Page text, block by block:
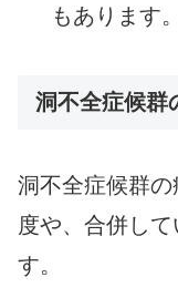
もあります。
洞不全症候群
洞不全症候群
度や、合併し
す。